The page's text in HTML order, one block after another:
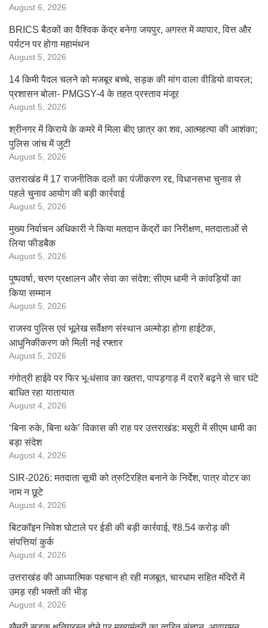
August 6, 2026
BRICS बैठकों का वैश्विक केंद्र बनेगा जयपुर, अगस्त में व्यापार, वित्त और
पर्यटन पर होगा महामंथन
August 5, 2026
14 किमी पैदल चलने को मजबूर बच्चे, सड़क की मांग वाला वीडियो वायरल;
प्रशासन बोला- PMGSY-4 के तहत प्रस्ताव मंजूर
August 5, 2026
श्रीनगर में किराये के कमरे में मिला बीए छात्र का शव, आत्महत्या की आशंका;
पुलिस जांच में जुटी
August 5, 2026
उत्तराखंड में 17 राजनीतिक दलों का पंजीकरण रद्द, विधानसभा चुनाव से
पहले चुनाव आयोग की बड़ी कार्रवाई
August 5, 2026
मुख्य निर्वाचन अधिकारी ने किया मतदान केंद्रों का निरीक्षण, मतदाताओं से
लिया फीडबैक
August 5, 2026
पुष्पवर्षा, चरण प्रक्षालन और सेवा का संदेश: सीएम धामी ने कांवड़ियों का
किया सम्मान
August 5, 2026
राजस्व पुलिस एवं भूलेख सर्वेक्षण संस्थान अल्मोड़ा होगा हाईटेक,
आधुनिकीकरण को मिली नई रफ्तार
August 5, 2026
गंगोत्री हाईवे पर फिर भू-धंसाव का खतरा, पापड़गाड़ में दरारें बढ़ने से चार घंटे
बाधित रहा यातायात
August 4, 2026
‘बिना रुके, बिना थके’ विकास की राह पर उत्तराखंड: मसूरी में सीएम धामी का
बड़ा संदेश
August 4, 2026
SIR-2026: मतदाता सूची को त्रुटिरहित बनाने के निर्देश, पात्र वोटर का
नाम न छूटे
August 4, 2026
बिटकॉइन निवेश घोटाले पर ईडी की बड़ी कार्रवाई, ₹8.54 करोड़ की
संपत्तियां कुर्क
August 4, 2026
उत्तराखंड की आध्यात्मिक पहचान हो रही मजबूत, चारधाम सहित मंदिरों में
उमड़ रही भक्तों की भीड़
August 4, 2026